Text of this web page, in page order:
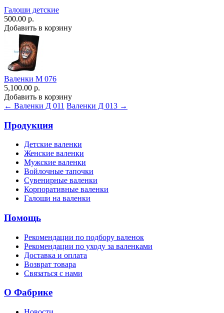
Галоши детские
500.00 р.
Добавить в корзину
Валенки М 076
5,100.00 р.
Добавить в корзину
← Валенки Д 011 Валенки Д 013 →
Продукция
Детские валенки
Женские валенки
Мужские валенки
Войлочные тапочки
Сувенирные валенки
Корпоративные валенки
Галоши на валенки
Помощь
Рекомендации по подбору валенок
Рекомендации по уходу за валенками
Доставка и оплата
Возврат товара
Связаться с нами
О Фабрике